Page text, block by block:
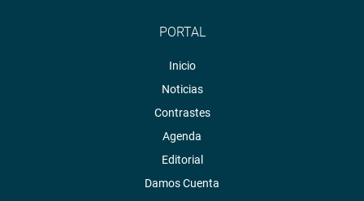
PORTAL
Inicio
Noticias
Contrastes
Agenda
Editorial
Damos Cuenta